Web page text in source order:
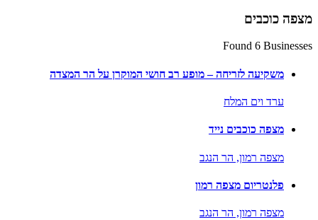
מצפה כוכבים
Found 6 Businesses
משקיעה לזריחה – מופע רב חושי המוקרן על הר המצדה
ערד וים המלח
מצפה כוכבים נייד
מצפה רמון, הר הנגב
פלנטריום מצפה רמון
מצפה רמון, הר הנגב